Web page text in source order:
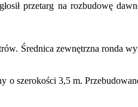
przetarg na rozbudowę
Średnica zewnętrzna ronda
o szerokości 3,5 m.